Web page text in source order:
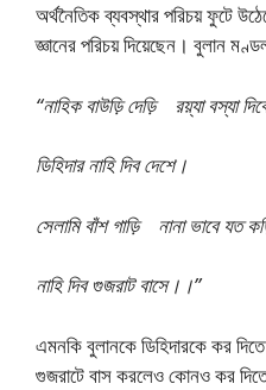
অর্থনৈতিক ব্যবস্থার পরিচয় ফুটে
জ্ঞানের পরিচয় দিয়েছেন। বুলান
“নাহিক বাউড়ি দেড়ি রয়্যা বস্যা
ডিহিদার নাহি দিব দেশে।
সেলামি বাঁশ গাড়ি নানা ভাবে যত
নাহি দিব গুজরাট বাসে।।”
এমনকি বুলানকে ডিহিদারকে কর
গুজরাটে বাস করলেও কোনও কর